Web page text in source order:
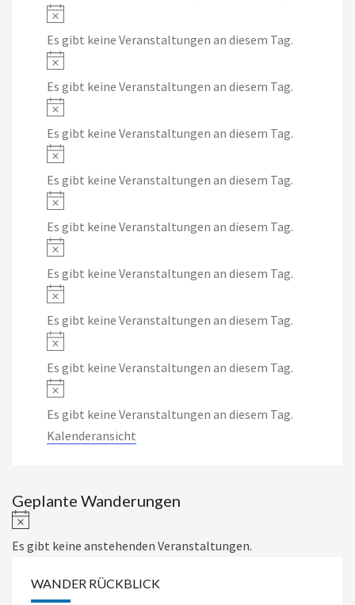
Notice
Es gibt keine Veranstaltungen an diesem Tag.
Notice
Es gibt keine Veranstaltungen an diesem Tag.
Notice
Es gibt keine Veranstaltungen an diesem Tag.
Notice
Es gibt keine Veranstaltungen an diesem Tag.
Notice
Es gibt keine Veranstaltungen an diesem Tag.
Notice
Es gibt keine Veranstaltungen an diesem Tag.
Notice
Es gibt keine Veranstaltungen an diesem Tag.
Notice
Es gibt keine Veranstaltungen an diesem Tag.
Notice
Es gibt keine Veranstaltungen an diesem Tag.
Kalenderansicht
Geplante Wanderungen
Es gibt keine anstehenden Veranstaltungen.
WANDER RÜCKBLICK